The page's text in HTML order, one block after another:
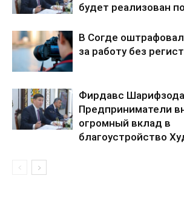
будет реализован
В Согде
за работу без
Фирдавс
Предприниматели
огромный вклад в
благоустройство